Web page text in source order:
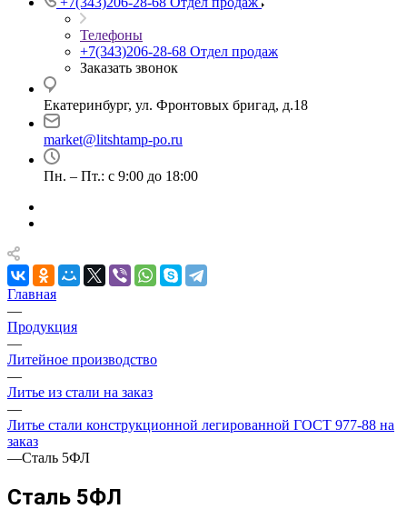
Телефоны
+7(343)206-28-68 Отдел продаж
Заказать звонок
Екатеринбург, ул. Фронтовых бригад, д.18
market@litshtamp-po.ru
Пн. – Пт.: с 9:00 до 18:00
Главная
—
Продукция
—
Литейное производство
—
Литье из стали на заказ
—
Литье стали конструкционной легированной ГОСТ 977-88 на
заказ
—Сталь 5ФЛ
Сталь 5ФЛ